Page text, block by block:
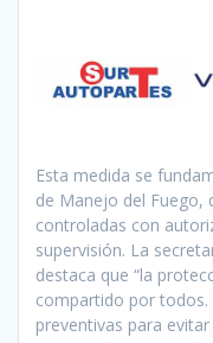
Esta medida se
de Manejo del Fuego,
controladas con
supervisión. La
destaca que “la
compartido por
preventivas para